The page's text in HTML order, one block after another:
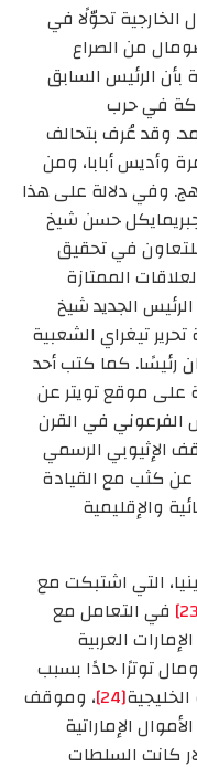
تحوّلًا في
من الصراع
بأن الرئيس السابق
في حرب
وقد عُرف بتحالف
وأديس أبابا، ومن
وفي دلالة على هذا
جبريمايكل حسن شيخ
في تحقيق
الممتازة
الجديد شيخ
تيغراي الشعبية
عام 2015 عندما كان رئيسًا. كما كتب أحد
على موقع تويتر عن
الفرعوني في القرن
الإثيوبي الرسمي
عن كثب مع القيادة
والإقليمية
التي اشتبكت مع
في التعامل مع
العربية
توترًا حادًا بسبب
[24]
، وموقف
الإماراتية
9.6 ملايين دولار كانت السلطات